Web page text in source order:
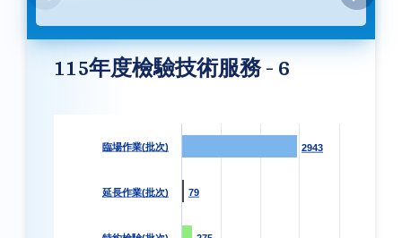
115年度檢驗技術服務 - 6
2943
2943
79
79
臨場作業(批次)
延長作業(批次)